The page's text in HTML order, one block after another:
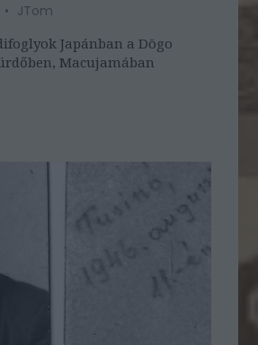
JTom
Japánban a Dōgo
Macujamában